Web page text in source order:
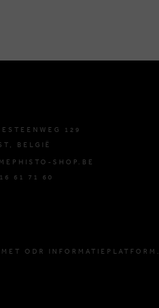
129
BELGIË
SHOP.BE
61 71 60
ODR INFORMATIEPLATFORM.